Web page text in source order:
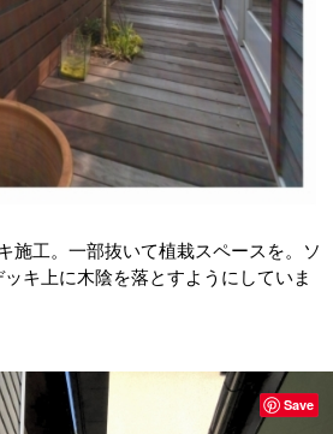
施工。一部抜いて植栽スペースを。ソ
キ上に木陰を落とすようにしていま
Save